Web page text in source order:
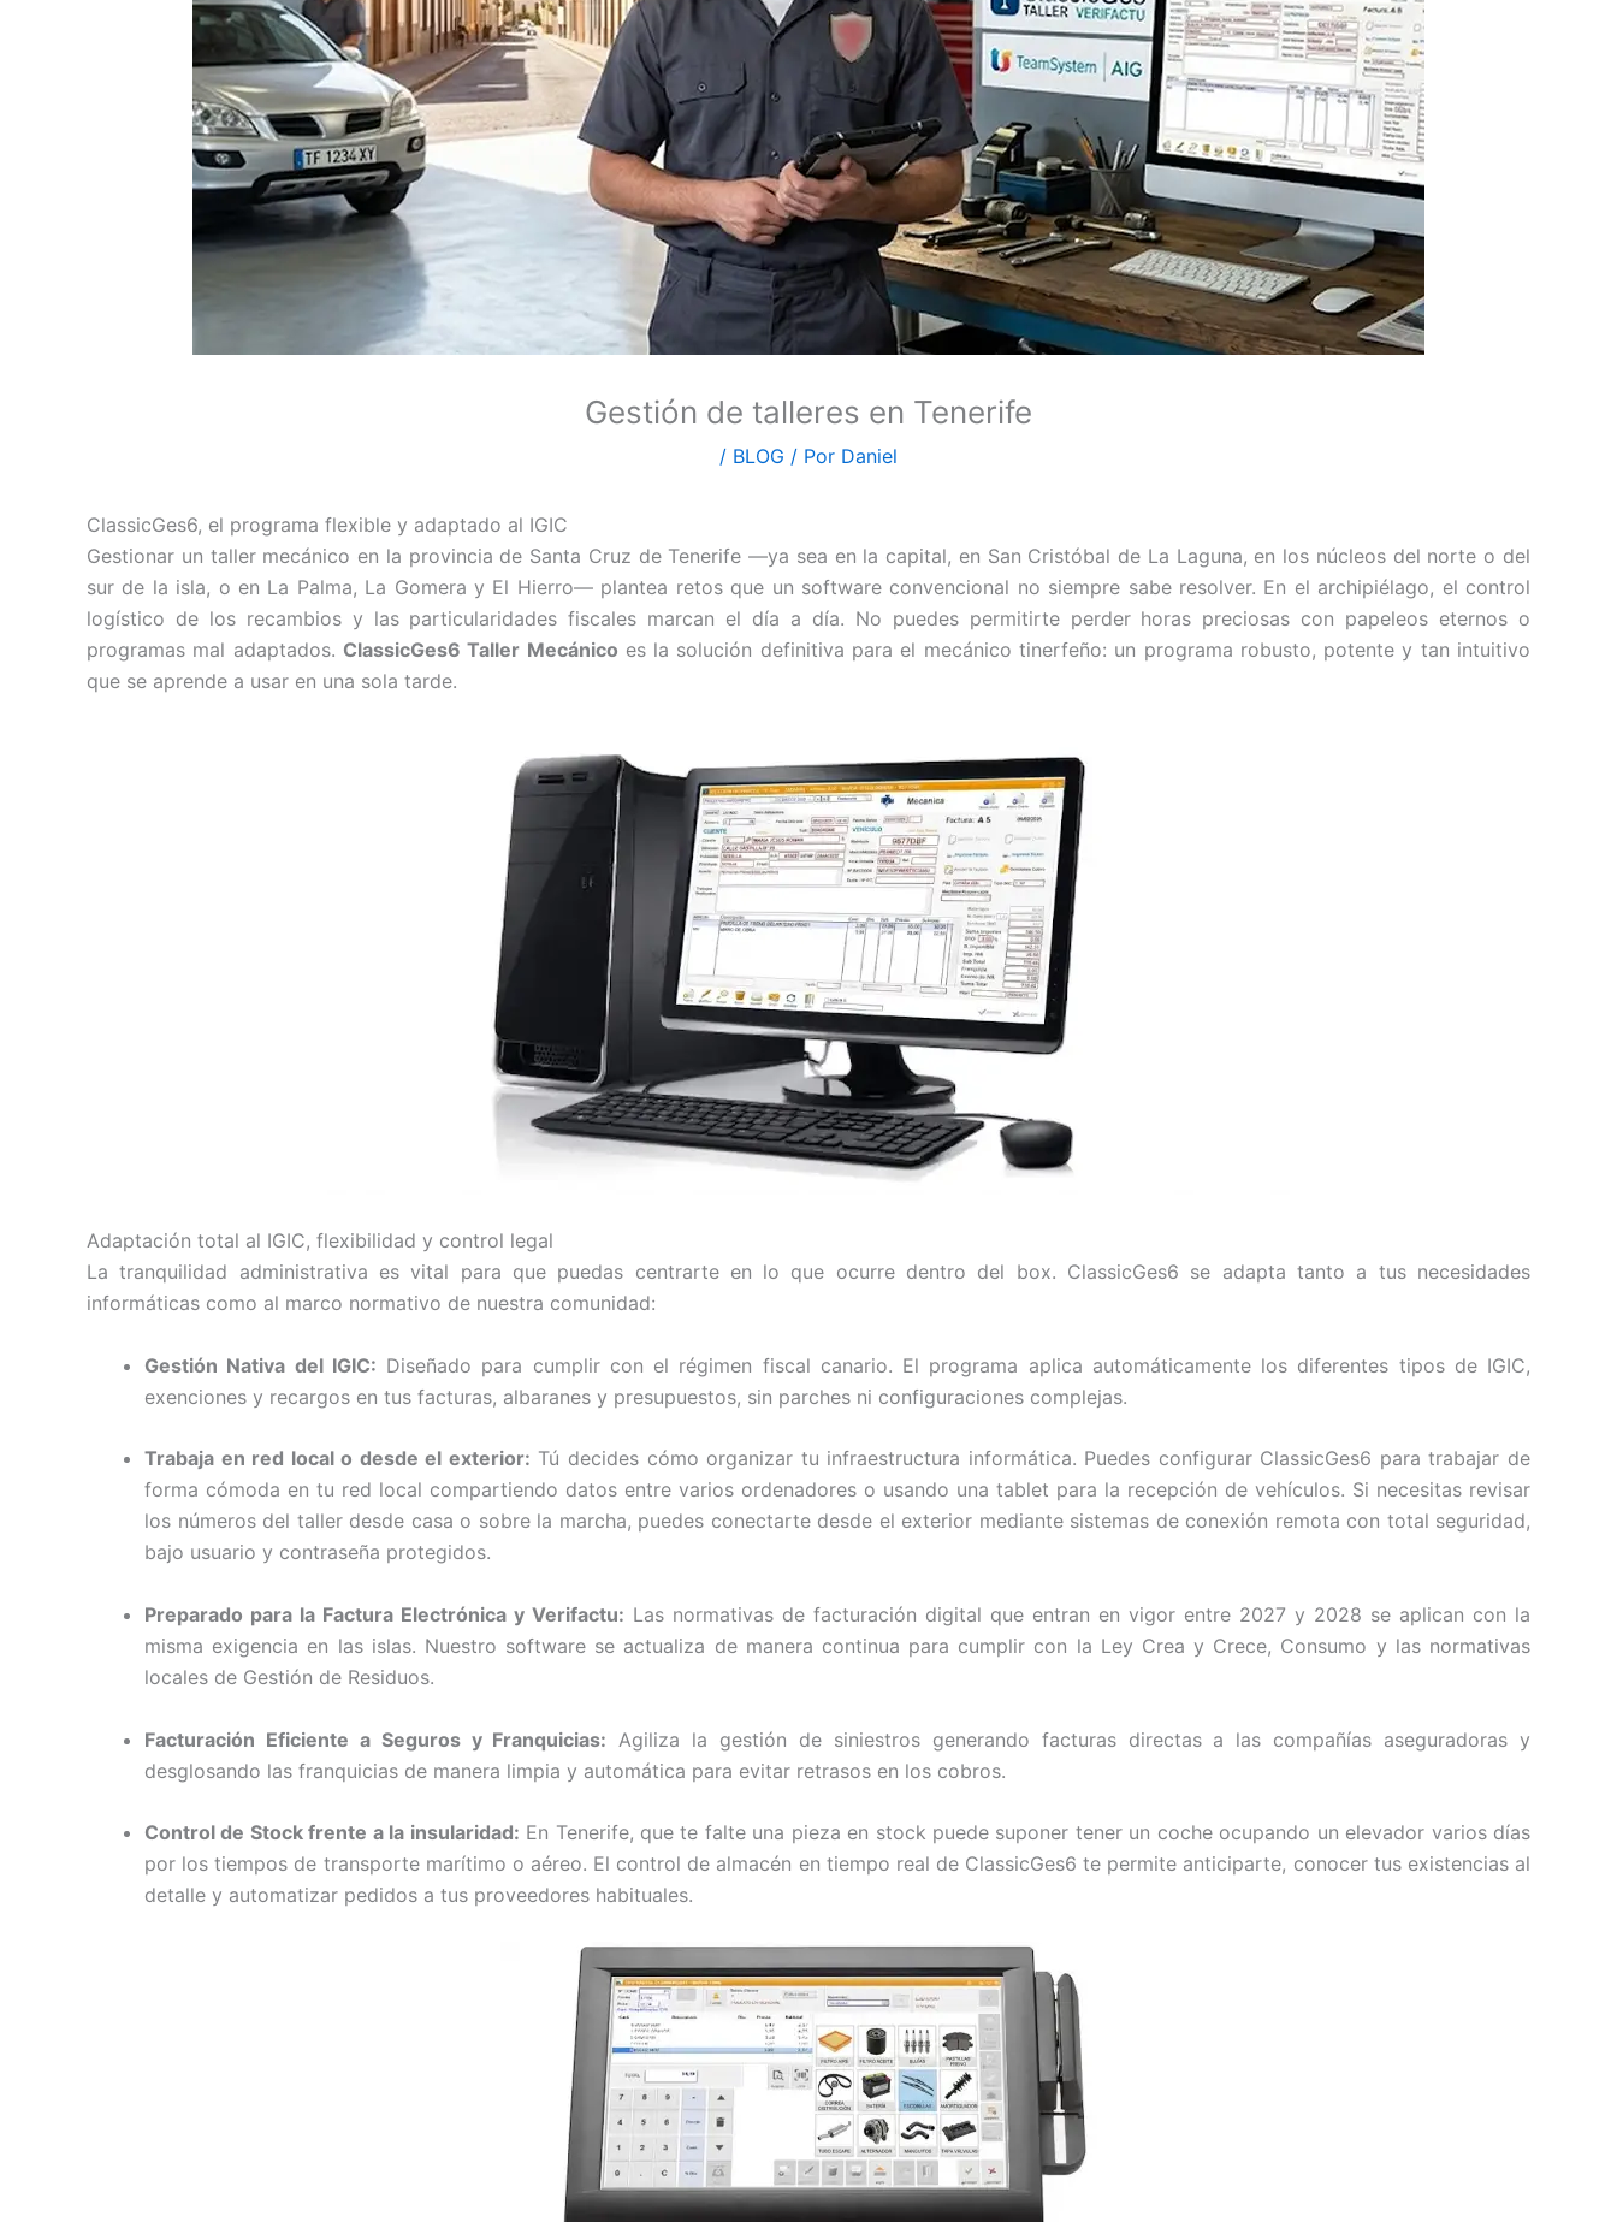
Gestión de talleres en Tenerife
/ BLOG / Por Daniel
ClassicGes6, el programa flexible y adaptado al IGIC
Gestionar un taller mecánico en la provincia de Santa Cruz de Tenerife —ya sea en la capital, en San Cristóbal de La Laguna, en los núcleos del norte o del
sur de la isla, o en La Palma, La Gomera y El Hierro— plantea retos que un software convencional no siempre sabe resolver. En el archipiélago, el control
logístico de los recambios y las particularidades fiscales marcan el día a día. No puedes permitirte perder horas preciosas con papeleos eternos o
programas mal adaptados. ClassicGes6 Taller Mecánico es la solución definitiva para el mecánico tinerfeño: un programa robusto, potente y tan intuitivo
que se aprende a usar en una sola tarde.
Adaptación total al IGIC, flexibilidad y control legal
La tranquilidad administrativa es vital para que puedas centrarte en lo que ocurre dentro del box. ClassicGes6 se adapta tanto a tus necesidades
informáticas como al marco normativo de nuestra comunidad:
Gestión Nativa del IGIC: Diseñado para cumplir con el régimen fiscal canario. El programa aplica automáticamente los diferentes tipos de IGIC,
exenciones y recargos en tus facturas, albaranes y presupuestos, sin parches ni configuraciones complejas.
Trabaja en red local o desde el exterior: Tú decides cómo organizar tu infraestructura informática. Puedes configurar ClassicGes6 para trabajar de
forma cómoda en tu red local compartiendo datos entre varios ordenadores o usando una tablet para la recepción de vehículos. Si necesitas revisar
los números del taller desde casa o sobre la marcha, puedes conectarte desde el exterior mediante sistemas de conexión remota con total seguridad,
bajo usuario y contraseña protegidos.
Preparado para la Factura Electrónica y Verifactu: Las normativas de facturación digital que entran en vigor entre 2027 y 2028 se aplican con la
misma exigencia en las islas. Nuestro software se actualiza de manera continua para cumplir con la Ley Crea y Crece, Consumo y las normativas
locales de Gestión de Residuos.
Facturación Eficiente a Seguros y Franquicias: Agiliza la gestión de siniestros generando facturas directas a las compañías aseguradoras y
desglosando las franquicias de manera limpia y automática para evitar retrasos en los cobros.
Control de Stock frente a la insularidad: En Tenerife, que te falte una pieza en stock puede suponer tener un coche ocupando un elevador varios días
por los tiempos de transporte marítimo o aéreo. El control de almacén en tiempo real de ClassicGes6 te permite anticiparte, conocer tus existencias al
detalle y automatizar pedidos a tus proveedores habituales.